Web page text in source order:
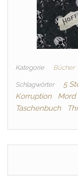
Kategorie Bücher
Schlagwörter 5
Korruption
Mord
Taschenbuch